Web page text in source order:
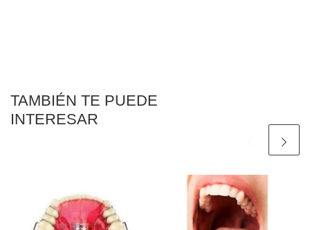
TAMBIÉN TE PUEDE
INTERESAR